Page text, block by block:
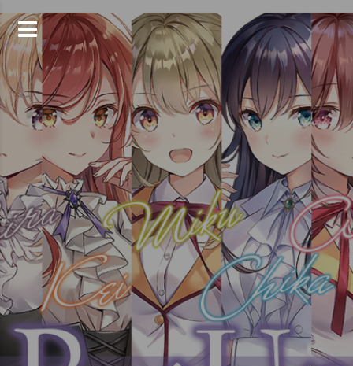
コ
ン
テ
ン
ツ
へ
ス
ッ
プ